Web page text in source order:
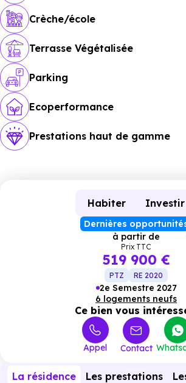
Crèche/école
Terrasse Végétalisée
Parking
Ecoperformance
Prestations haut de gamme
Habiter Investir
Dernières
à partir de
Prix TTC
519 900 €
PTZ RE 2020
2e Semestre 2027
6 logements neufs
Ce bien vous
Appel Contact
La résidence Les prestations